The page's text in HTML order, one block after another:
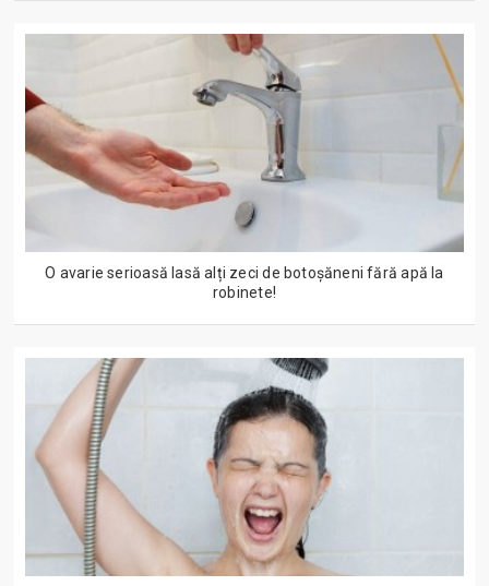
O avarie serioasă lasă alți zeci de botoșăneni fără apă la
robinete!